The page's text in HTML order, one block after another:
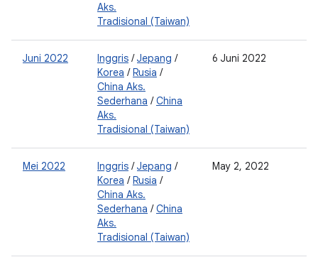
Aks.
Tradisional (Taiwan)
Juni 2022 Inggris /Jepang /
Korea /Rusia /
China Aks.
Sederhana /China
Aks.
Tradisional (Taiwan)
6 Juni 2022
Mei 2022 Inggris /Jepang /
Korea /Rusia /
China Aks.
Sederhana /China
Aks.
Tradisional (Taiwan)
May 2, 2022